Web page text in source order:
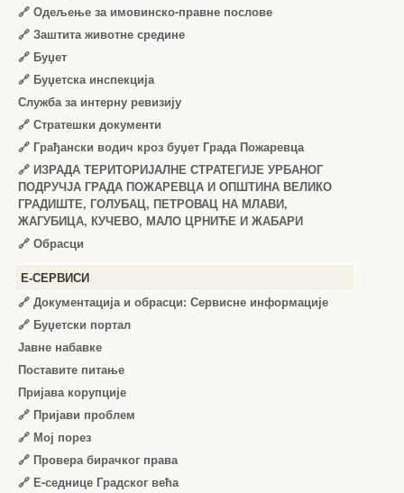
🔗 Одељење за имовинско-правне послове
🔗 Заштита животне средине
🔗 Буџет
🔗 Буџетска инспекција
Служба за интерну ревизију
🔗 Стратешки документи
🔗 Грађански водич кроз буџет Града Пожаревца
🔗 ИЗРАДА ТЕРИТОРИЈАЛНЕ СТРАТЕГИЈЕ УРБАНОГ
ПОДРУЧЈА ГРАДА ПОЖАРЕВЦА И ОПШТИНА ВЕЛИКО
ГРАДИШТЕ, ГОЛУБАЦ, ПЕТРОВАЦ НА МЛАВИ,
ЖАГУБИЦА, КУЧЕВО, МАЛО ЦРНИЋЕ И ЖАБАРИ
🔗 Обрасци
Е-СЕРВИСИ
🔗 Документација и обрасци: Сервисне информације
🔗 Буџетски портал
Јавне набавке
Поставите питање
Пријава корупције
🔗 Пријави проблем
🔗 Мој порез
🔗 Провера бирачког права
🔗 Е-седнице Градског већа